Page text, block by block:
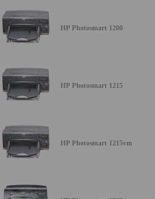
HP Photosmart 1200
HP Photosmart 1215
HP Photosmart 1215vm